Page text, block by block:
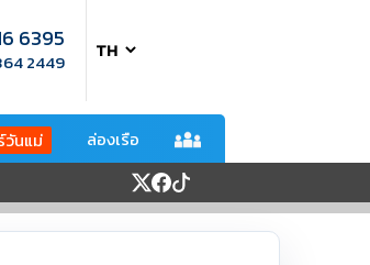
6395
2449
วันแม่ ล่องเรือ